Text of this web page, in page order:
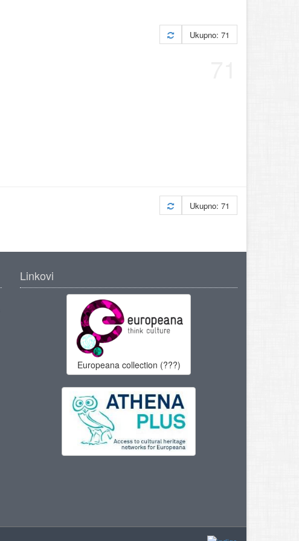
Ukupno: 71
Ukupno: 71
Linkovi
Europeana collection (???)